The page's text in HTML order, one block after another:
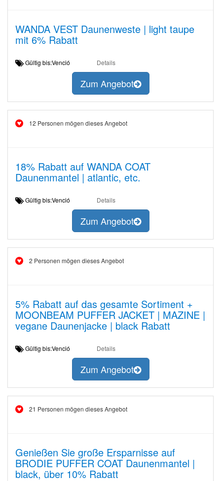
WANDA VEST Daunenweste | light taupe
mit 6% Rabatt
Gültig bis:Venció Details
Zum Angebot
12 Personen mögen dieses Angebot
18% Rabatt auf WANDA COAT
Daunenmantel | atlantic, etc.
Gültig bis:Venció Details
Zum Angebot
2 Personen mögen dieses Angebot
5% Rabatt auf das gesamte Sortiment +
MOONBEAM PUFFER JACKET | MAZINE |
vegane Daunenjacke | black Rabatt
Gültig bis:Venció Details
Zum Angebot
21 Personen mögen dieses Angebot
Genießen Sie große Ersparnisse auf
BRODIE PUFFER COAT Daunenmantel |
black, über 10% Rabatt